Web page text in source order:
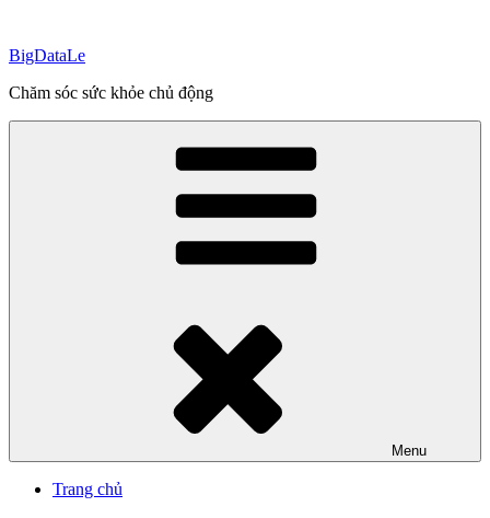
content
BigDataLe
Chăm sóc sức khỏe chủ động
Menu
Trang chủ